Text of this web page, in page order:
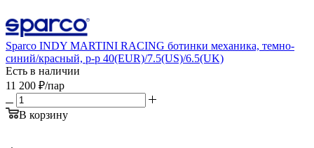
Sparco INDY MARTINI RACING ботинки механика, темно-
синий/красный, р-р 40(EUR)/7.5(US)/6.5(UK)
Есть в наличии
11 200 ₽/пар
В корзину